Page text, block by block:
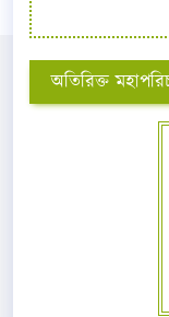
অতিরিক্ত